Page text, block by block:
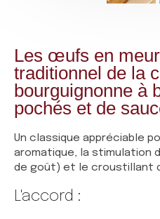
Les œufs en
traditionnel de la
bourguignonne à
pochés et de
Un classique appréciable
aromatique, la stimulation
de goût) et le croustillant
L'accord :